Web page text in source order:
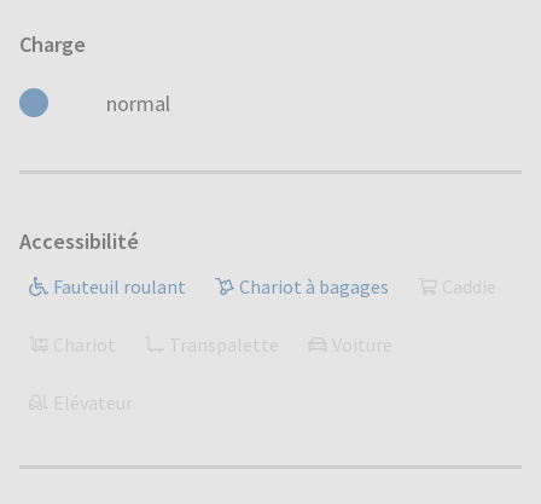
Charge
normal
Accessibilité
Fauteuil roulant Chariot à bagages Caddie
Chariot Transpalette Voiture
Elévateur